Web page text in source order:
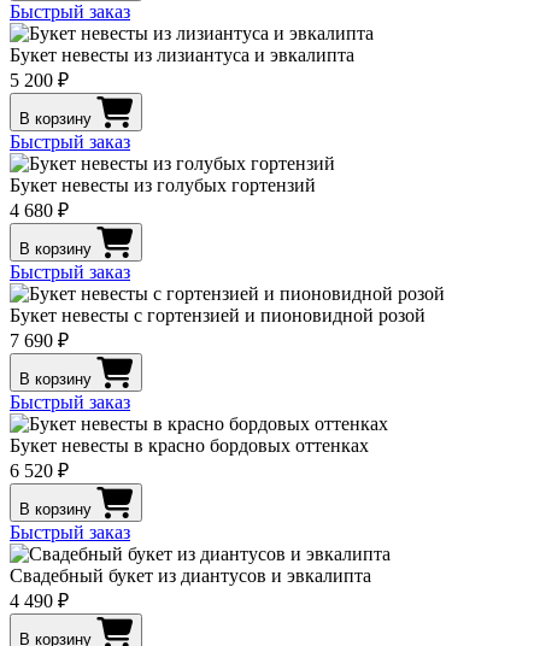
Быстрый заказ
Букет невесты из лизиантуса и эвкалипта
5 200 ₽
В корзину
Быстрый заказ
Букет невесты из голубых гортензий
4 680 ₽
В корзину
Быстрый заказ
Букет невесты с гортензией и пионовидной розой
7 690 ₽
В корзину
Быстрый заказ
Букет невесты в красно бордовых оттенках
6 520 ₽
В корзину
Быстрый заказ
Свадебный букет из диантусов и эвкалипта
4 490 ₽
В корзину